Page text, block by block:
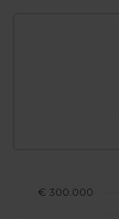
€ 300.000